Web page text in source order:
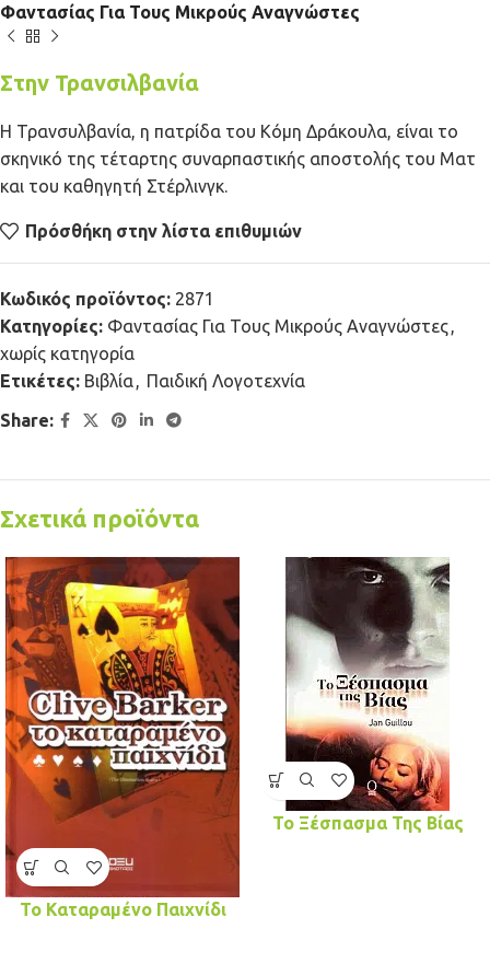
Φαντασίας Για Τους Μικρούς Αναγνώστες
Στην Τρανσιλβανία
Η Τρανσυλβανία, η πατρίδα του Κόμη Δράκουλα, είναι το
σκηνικό της τέταρτης συναρπαστικής αποστολής του Ματ
και του καθηγητή Στέρλινγκ.
Πρόσθήκη στην λίστα επιθυμιών
Κωδικός προϊόντος: 2871
Κατηγορίες: Φαντασίας Για Τους Μικρούς Αναγνώστες,
χωρίς κατηγορία
Ετικέτες: Βιβλία, Παιδική Λογοτεχνία
Share:
Σχετικά προϊόντα
Το Καταραμένο Παιχνίδι
Το Ξέσπασμα Της Βίας